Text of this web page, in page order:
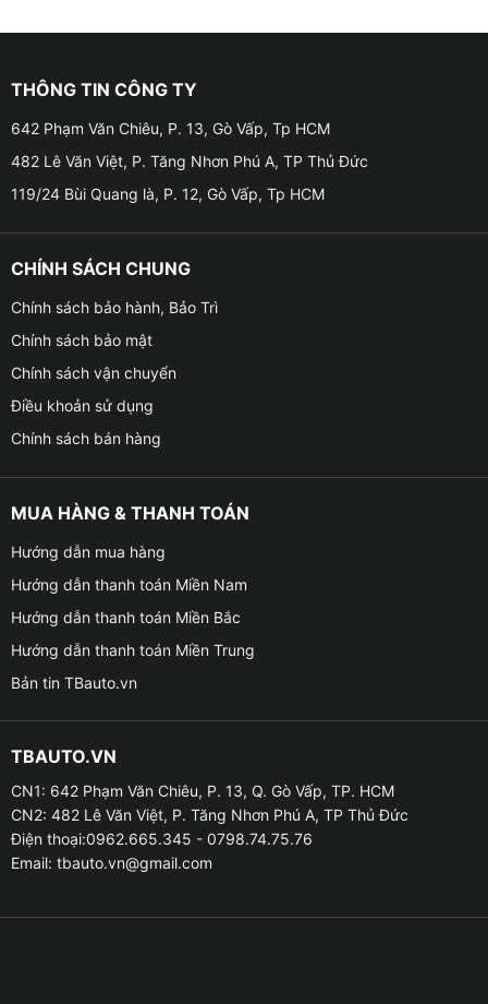
Địa chỉ lắp cảm biến áp suất lốp TexPad TX900 hiển
Thông số kỹ thuật của cảm biến áp suất lốp TexPad
● Mã sản phẩm: TX900
● Xuất xứ: Việt Nam
● Loại van: Van trong
● Số lượng van cảm biến: 4 van
● Chip cảm biến: Infenion của Đức
● Pin: Panasonic của Nhật Bản
● Tuổi thọ pin: 5 năm
● Dòng xe phù hợp: Mọi dòng xe đã lắp màn hình
Android
● Nhiệt độ làm việc: -40 to 120ºC
● Áp suất làm việc: 0 đến 65Psi (4.5Bar)
● Sai số áp suất: ±1.5Psi (0.1Bar)
● Sai số nhiệt độ: ±3ºC
THÔNG TIN CÔNG TY
642 Phạm Văn Chiêu, P. 13, Gò Vấp, Tp HCM
482 Lê Văn Việt, P. Tăng Nhơn Phú A, TP Thủ Đức
119/24 Bùi Quang là, P. 12, Gò Vấp, Tp HCM
CHÍNH SÁCH CHUNG
Chính sách bảo hành, Bảo Trì
Chính sách bảo mật
Chính sách vận chuyển
Điều khoản sử dụng
Chính sách bán hàng
MUA HÀNG & THANH TOÁN
Hướng dẫn mua hàng
Hướng dẫn thanh toán Miền Nam
Hướng dẫn thanh toán Miền Bắc
Hướng dẫn thanh toán Miền Trung
Bản tin TBauto.vn
TBAUTO.VN
CN1: 642 Phạm Văn Chiêu, P. 13, Q. Gò Vấp, TP. HCM
CN2: 482 Lê Văn Việt, P. Tăng Nhơn Phú A, TP Thủ Đức
Điện thoại:0962.665.345 - 0798.74.75.76
Email: tbauto.vn@gmail.com